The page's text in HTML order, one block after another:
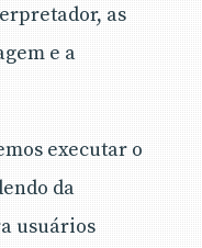
as
e a
executar o
da
usuários